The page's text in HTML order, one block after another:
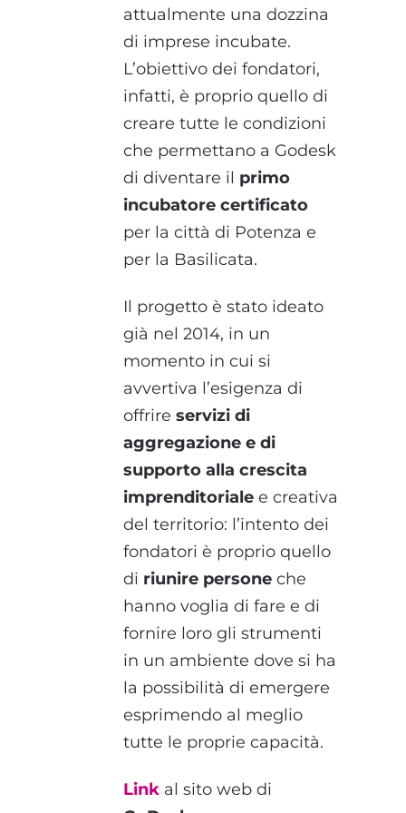
attualmente una dozzina
di imprese incubate.
L’obiettivo dei fondatori,
infatti, è proprio quello di
creare tutte le condizioni
che permettano a Godesk
di diventare il primo
incubatore certificato
per la città di Potenza e
per la Basilicata.
Il progetto è stato ideato
già nel 2014, in un
momento in cui si
avvertiva l’esigenza di
offrire servizi di
aggregazione e di
supporto alla crescita
imprenditoriale e creativa
del territorio: l’intento dei
fondatori è proprio quello
di riunire persone che
hanno voglia di fare e di
fornire loro gli strumenti
in un ambiente dove si ha
la possibilità di emergere
esprimendo al meglio
tutte le proprie capacità.
Link al sito web di